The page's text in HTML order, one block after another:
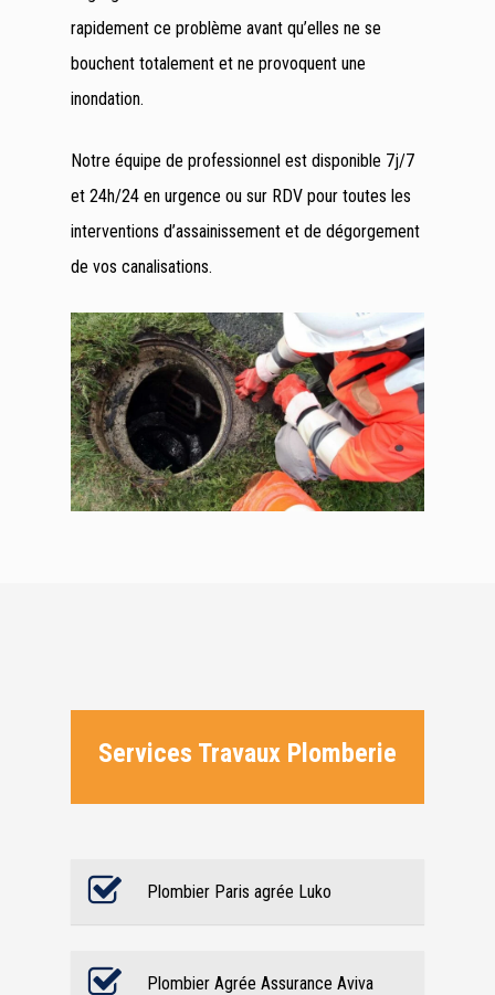
rapidement ce problème avant qu’elles ne se
bouchent totalement et ne provoquent une
inondation.
Notre équipe de professionnel est disponible 7j/7
et 24h/24 en urgence ou sur RDV pour toutes les
interventions d’assainissement et de dégorgement
de vos canalisations.
Services Travaux Plomberie
Plombier Paris agrée Luko
Plombier Agrée Assurance Aviva